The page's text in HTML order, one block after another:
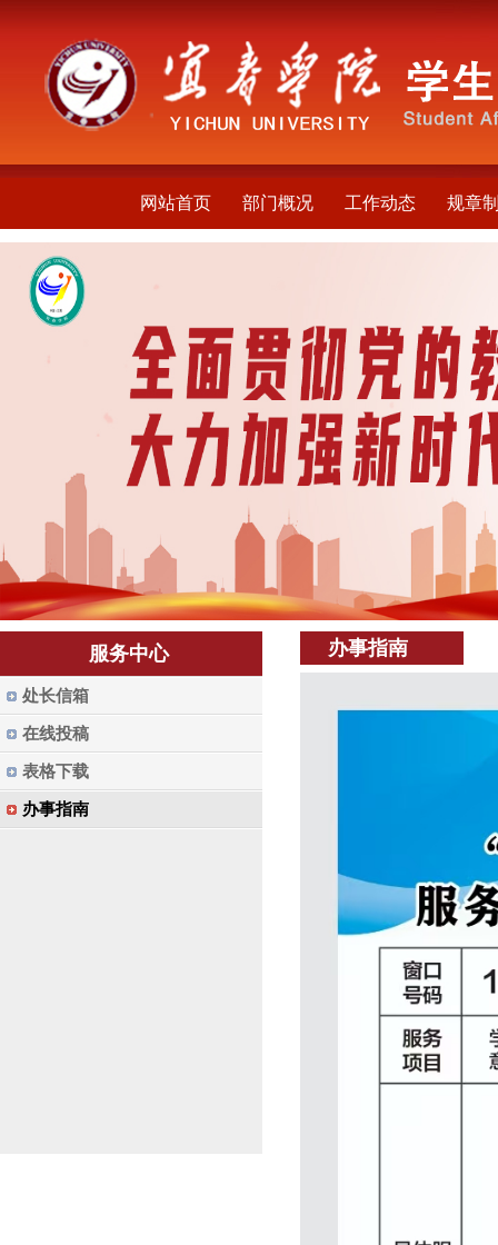
网站首页 部门概况 工作动态 规章
服务中心
处长信箱
在线投稿
表格下载
办事指南
办事指南